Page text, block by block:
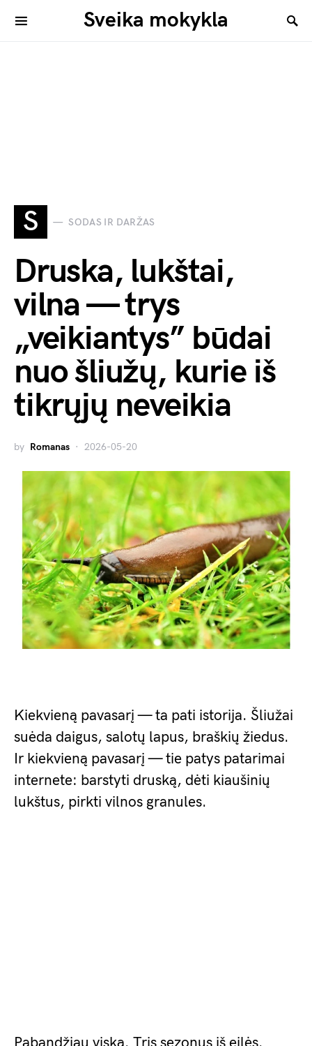
Sveika mokykla
S SODAS IR DARŽAS
Druska, lukštai,
vilna — trys
„veikiantys” būdai
nuo šliužų, kurie iš
tikrųjų neveikia
by Romanas 2026-05-20
Kiekvieną pavasarį — ta pati istorija. Šliužai
suėda daigus, salotų lapus, braškių žiedus.
Ir kiekvieną pavasarį — tie patys patarimai
internete: barstyti druską, dėti kiaušinių
lukštus, pirkti vilnos granules.